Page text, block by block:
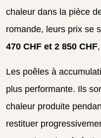
chaleur dans la pièce
romande, leurs prix se
470 CHF et 2 850 CHF
Les poêles à
plus performante. Ils
chaleur produite
restituer